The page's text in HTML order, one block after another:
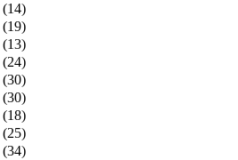
(14)
(19)
(13)
(24)
(30)
(30)
(18)
(25)
(34)